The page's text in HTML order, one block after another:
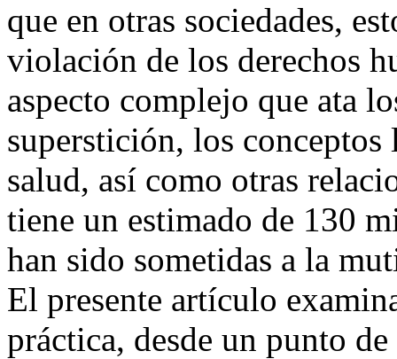
que en otras sociedades,
violación de los derechos
aspecto complejo que ata
superstición, los conceptos
salud, así como otras
tiene un estimado de 130
han sido sometidas a la
El presente artículo
práctica, desde un punto